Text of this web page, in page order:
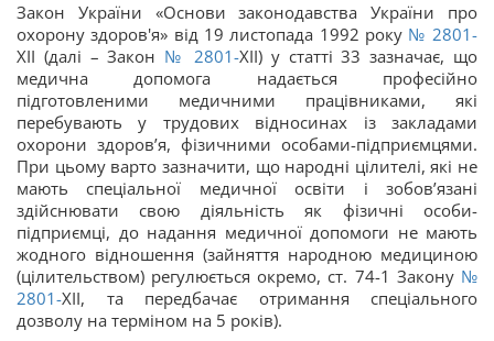
Закон України «Основи законодавства України про
охорону здоров'я» від 19 листопада 1992 року № 2801-
XII (далі – Закон № 2801-XII) у статті 33 зазначає, що
медична допомога надається професійно
підготовленими медичними працівниками, які
перебувають у трудових відносинах із закладами
охорони здоров’я, фізичними особами-підприємцями.
При цьому варто зазначити, що народні цілителі, які не
мають спеціальної медичної освіти і зобов’язані
здійснювати свою діяльність як фізичні особи-
підприємці, до надання медичної допомоги не мають
жодного відношення (зайняття народною медициною
(цілительством) регулюється окремо, ст. 74-1 Закону №
2801-XII, та передбачає отримання спеціального
дозволу на терміном на 5 років).